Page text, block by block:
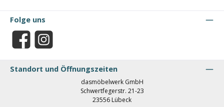
Folge uns
Facebook Instagram
Standort und Öffnungszeiten
dasmöbelwerk GmbH
Schwertfegerstr. 21-23
23556 Lübeck